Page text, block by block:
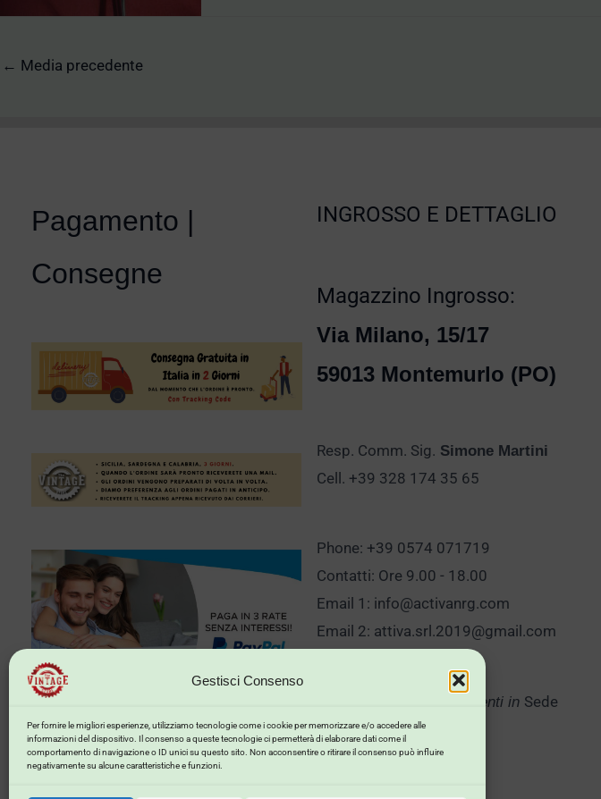
Gestisci Consenso
Per fornire le migliori esperienze, utilizziamo tecnologie come i cookie per memorizzare e/o accedere alle
informazioni del dispositivo. Il consenso a queste tecnologie ci permetterà di elaborare dati come il
comportamento di navigazione o ID unici su questo sito. Non acconsentire o ritirare il consenso può influire
negativamente su alcune caratteristiche e funzioni.
← Media precedente
Pagamento |
Consegne
INGROSSO E DETTAGLIO
Magazzino Ingrosso:
Via Milano, 15/17
59013 Montemurlo (PO)
Resp. Comm. Sig. Simone Martini
Cell. +39 328 174 35 65
Phone: +39 0574 071719
Contatti: Ore 9.00 - 18.00
Email 1: info@activanrg.com
Email 2: attiva.srl.2019@gmail.com
Clicca qui per Appuntamenti in Sede